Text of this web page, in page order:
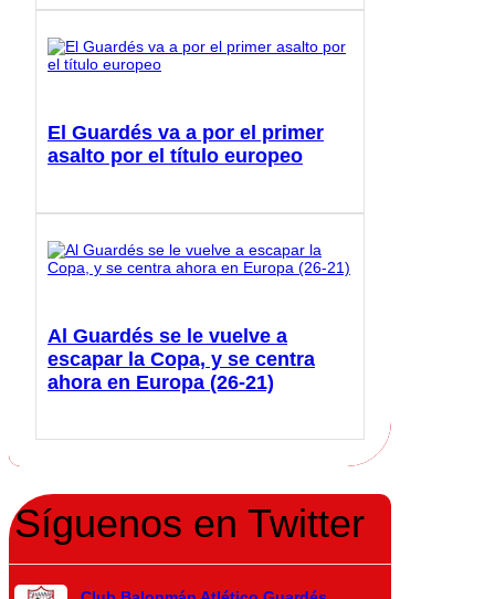
El Guardés va a por el primer
asalto por el título europeo
Al Guardés se le vuelve a
escapar la Copa, y se centra
ahora en Europa (26-21)
Síguenos en Twitter